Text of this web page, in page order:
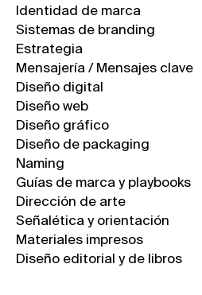
Identidad de marca
Sistemas de branding
Estrategia
Mensajería / Mensajes clave
Diseño digital
Diseño web
Diseño gráfico
Diseño de packaging
Naming
Guías de marca y playbooks
Dirección de arte
Señalética y orientación
Materiales impresos
Diseño editorial y de libros